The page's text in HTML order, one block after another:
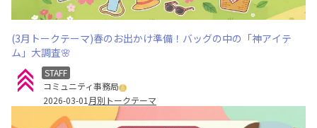
(3月トークテーマ)春のお出かけ準備！バッグの中の「神アイテ
ム」大調査🌸
STAFF
コミュニティ事務局
2026-03-01 月別トークテーマ